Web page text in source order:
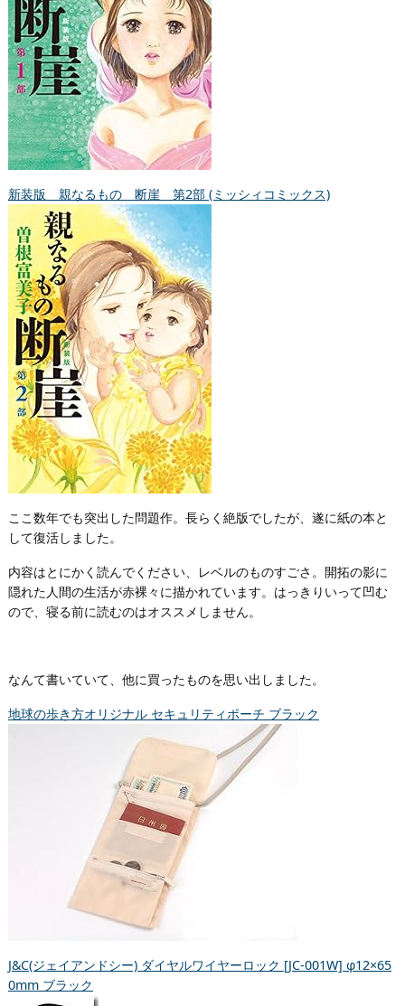
新装版 親なるもの 断崖 第2部 (ミッシィコミックス)
ここ数年でも突出した問題作。長らく絶版でしたが、遂に紙の本と
して復活しました。
内容はとにかく読んでください、レベルのものすごさ。開拓の影に
隠れた人間の生活が赤裸々に描かれています。はっきりいって凹む
ので、寝る前に読むのはオススメしません。
なんて書いていて、他に買ったものを思い出しました。
地球の歩き方オリジナル セキュリティポーチ ブラック
J&C(ジェイアンドシー) ダイヤルワイヤーロック [JC-001W] φ12×65
0mm ブラック